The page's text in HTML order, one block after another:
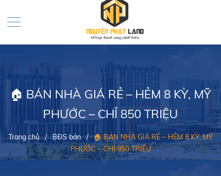
🏠 BÁN NHÀ GIÁ RẺ – HẺM 8 KỲ, MỸ
PHƯỚC – CHỈ 850 TRIỆU
Trang chủ / BĐS bán / 🏠 BÁN NHÀ GIÁ RẺ – HẺM 8 KỲ, MỸ
PHƯỚC – CHỈ 850 TRIỆU